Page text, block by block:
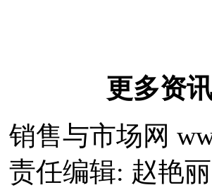
更多资
销售与市场网
责任编辑: 赵艳